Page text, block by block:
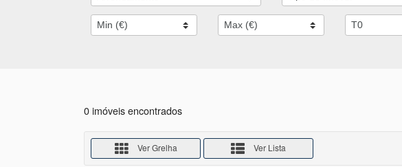
0 imóveis encontrados
Ver Grelha Ver Lista